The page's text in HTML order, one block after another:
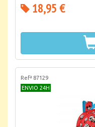
18,95 €
Refª 87129
ENVIO 24H